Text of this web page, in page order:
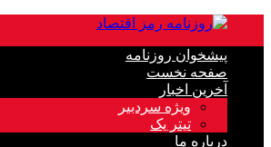
پیشخوان روزنامه
صفحه نخست
آخرین اخبار
ویژه سردبیر
تیتر یک
درباره ما